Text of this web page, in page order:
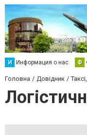
И Информация о нас Ф
Головна Довідник